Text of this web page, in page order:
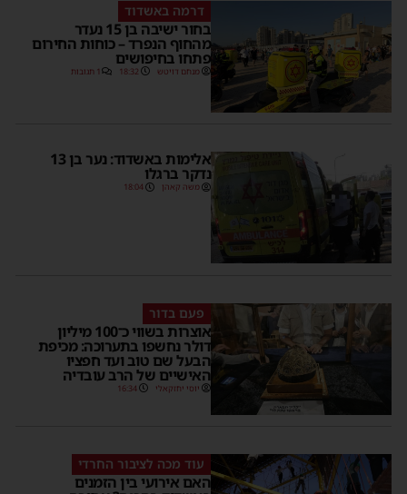
דרמה באשדוד
בחור ישיבה בן 15 נעדר
מהחוף הנפרד – כוחות החירום
פתחו בחיפושים
מנחם דויטש 18:32 1 תגובות
אלימות באשדוד: נער בן 13
נדקר ברגלו
משה קאהן 18:04
פעם בדור
אוצרות בשווי כ־100 מיליון
דולר נחשפו בתערוכה: מכיפת
הבעל שם טוב ועד חפציו
האישיים של הרב עובדיה
יוסי יחזקאלי 16:34
עוד מכה לציבור החרדי
האם אירועי בין הזמנים